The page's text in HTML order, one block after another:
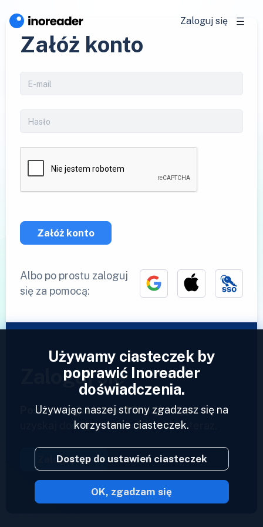
Zaloguj się
Załóż konto
Załóż konto
Albo po prostu zaloguj
się za pomocą:
Zaloguj się
Posiadasz już konto?Podaj swój profil i
uzyskaj dostęp do swoich kanałów teraz.
Zaloguj się
2023 © Inoreader
Używamy ciasteczek by
poprawić Inoreader
doświadczenia.
Używając naszej strony zgadzasz się na
korzystanie ciasteczek.
Dostęp do ustawień ciasteczek
OK, zgadzam się